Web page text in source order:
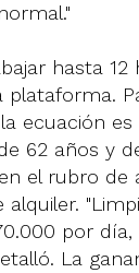
hasta 12
ecuación
62 años y
el rubro de
por día,
La